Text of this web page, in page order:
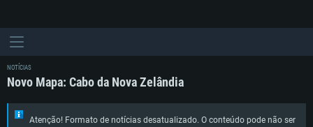
NOTÍCIAS
Novo Mapa: Cabo da Nova Zelândia
Atenção! Formato de notícias desatualizado. O conteúdo pode não ser